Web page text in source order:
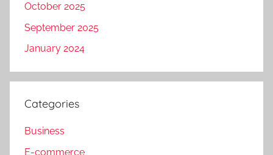
October 2025
September 2025
January 2024
Categories
Business
E-commerce